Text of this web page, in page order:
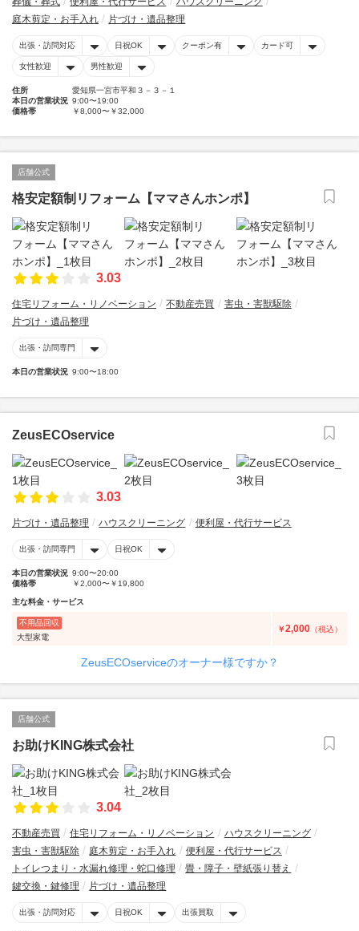
庭木剪定・お手入れ
片づけ・遺品整理
出張・訪問対応 日祝OK クーポン有 カード可
女性歓迎 男性歓迎
住所
愛知県一宮市平和３－３－１
本日の営業状況 9:00〜19:00
価格帯
￥8,000〜￥32,000
店舗公式
格安定額制リフォーム【ママさんホンポ】
3.03
住宅リフォーム・リノベーション 不動産売買
害虫・害獣駆除
片づけ・遺品整理
出張・訪問専門
本日の営業状況 9:00〜18:00
ZeusECOservice
3.03
片づけ・遺品整理 ハウスクリーニング 便利屋・代行サービス
出張・訪問専門 日祝OK
本日の営業状況 9:00〜20:00
価格帯
￥2,000〜￥19,800
主な料金・サービス
不用品回収
大型家電
￥2,000 （税込）
ZeusECOserviceのオーナー様ですか？
店舗公式
お助けKING株式会社
3.04
不動産売買 住宅リフォーム・リノベーション
ハウスクリーニング
害虫・害獣駆除
庭木剪定・お手入れ
便利屋・代行サービス
トイレつまり・水漏れ修理・蛇口修理
畳・障子・壁紙張り替え
鍵交換・鍵修理
片づけ・遺品整理
出張・訪問対応 日祝OK 出張買取